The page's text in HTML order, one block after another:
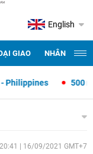
English
GIAO NHÂN
500 ngày đêm tìm
20:41 | 16/09/2021 GMT+7